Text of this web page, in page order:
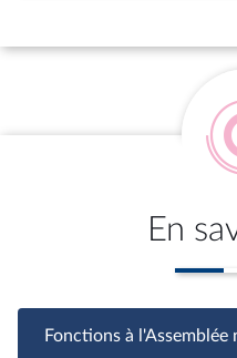
En
Fonctions à l'Assemblée
Fonctions à